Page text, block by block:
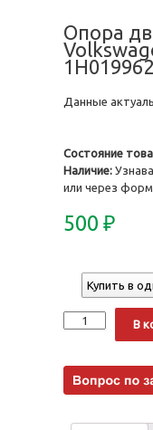
Опора
Данные
Состояние
Наличие:
или через
500 ₽
Купить в
Количество
В